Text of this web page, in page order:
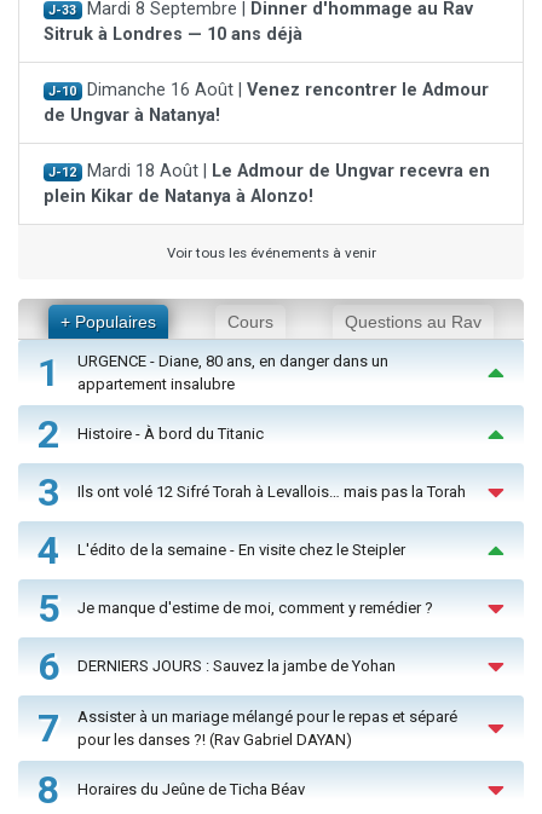
J-33 Mardi 8 Septembre |
Dinner d'hommage au Rav
Sitruk à Londres — 10 ans déjà
J-10 Dimanche 16 Août | Venez rencontrer le Admour
de Ungvar à Natanya!
J-12 Mardi 18 Août |
Le Admour de Ungvar recevra en
plein Kikar de Natanya à Alonzo!
Voir tous les événements à venir
+ Populaires Cours Questions au Rav
1
URGENCE - Diane, 80 ans, en danger dans un
appartement insalubre
2 Histoire - À bord du Titanic
3 Ils ont volé 12 Sifré Torah à Levallois… mais pas la Torah
4 L'édito de la semaine - En visite chez le Steipler
5 Je manque d'estime de moi, comment y remédier ?
6 DERNIERS JOURS : Sauvez la jambe de Yohan
7
Assister à un mariage mélangé pour le repas et séparé
pour les danses ?! (Rav Gabriel DAYAN)
8 Horaires du Jeûne de Ticha Béav